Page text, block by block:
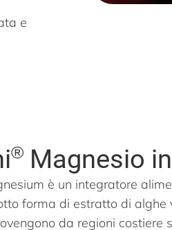
e
®Magnesio
è un integratore
forma di estratto di alghe
da regioni costiere